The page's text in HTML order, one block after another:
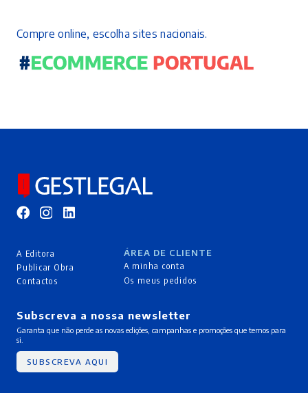
Compre online, escolha sites nacionais.
A Editora
Publicar Obra
Contactos
ÁREA DE CLIENTE
A minha conta
Os meus pedidos
Subscreva a nossa newsletter
Garanta que não perde as novas edições, campanhas e promoções que temos para
si.
SUBSCREVA AQUI